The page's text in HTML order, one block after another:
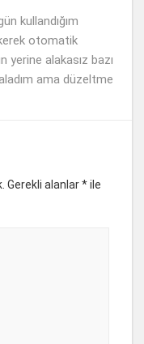
kullandığım
otomatik
yerine alakasız bazı
ama düzeltme
Gerekli alanlar*ile